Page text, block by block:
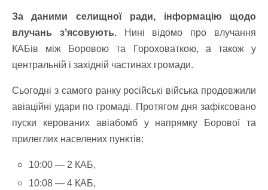
За даними селищної ради, інформацію щодо
влучань зʼясовують.Нині відомо про влучання
КАБів між Боровою та Гороховаткою, а також у
центральній і західній частинах громади.
Сьогодні з самого ранку російські війська продовжили
авіаційні удари по громаді. Протягом дня зафіксовано
пуски керованих авіабомб у напрямку Борової та
прилеглих населених пунктів:
10:00 — 2 КАБ,
10:08 — 4 КАБ,